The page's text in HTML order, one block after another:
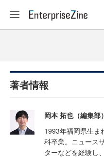
著者情報
岡本 拓也（編集部
1993年福岡県生ま
科卒業。ニュース
ターなどを経験し